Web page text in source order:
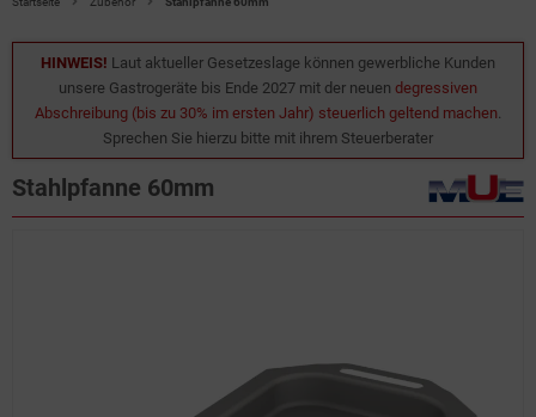
HINWEIS! Laut aktueller Gesetzeslage können gewerbliche Kunden
unsere Gastrogeräte bis Ende 2027 mit der neuen degressiven
Abschreibung (bis zu 30% im ersten Jahr) steuerlich geltend machen.
Sprechen Sie hierzu bitte mit ihrem Steuerberater
Stahlpfanne 60mm